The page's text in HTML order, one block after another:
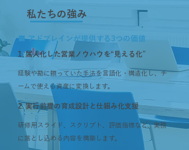
私たちの強み
■ アドブレインが提供する3つの価値
1. 属人化した営業ノウハウを“見える化”
経験や勘に頼っていた手法を言語化・構造化し、チ
ームで使える資産に変換します。
2. 実行前提の育成設計と仕組み化支援
研修用スライド、スクリプト、評価指標など、実務
に落とし込める内容を構築します。